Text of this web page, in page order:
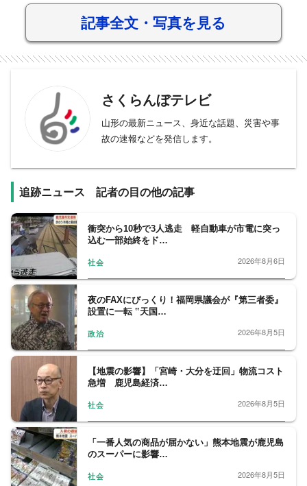
記事全文・写真を見る
さくらんぼテレビ
山形の最新ニュース、身近な話題、災害や事
故の速報などを発信します。
追跡ニュース 記者の目の他の記事
衝突から10秒で3人逃走 軽自動車が市電に突っ
込む一部始終をド…
社会 2026年8月6日
夜のFAXにびっくり！福岡県議会が『第三者委』
設置に一転 ‟天国…
政治 2026年8月5日
【地震の影響】「宮崎・大分を迂回」物流コスト
急増 鹿児島経済…
社会 2026年8月5日
「一番人気の商品が届かない」熊本地震が鹿児島
のスーパーに影響…
社会 2026年8月5日